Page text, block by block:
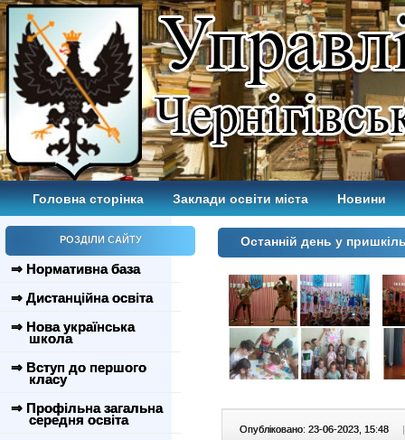
Головна сторінка Заклади освіти міста Новини
РОЗДІЛИ САЙТУ
⇒ Нормативна база
⇒ Дистанційна освіта
⇒ Нова українська
школа
⇒ Вступ до першого
класу
⇒ Профільна загальна
середня освіта
Останній день у
Опубліковано: 23-06-2023, 15:48 |